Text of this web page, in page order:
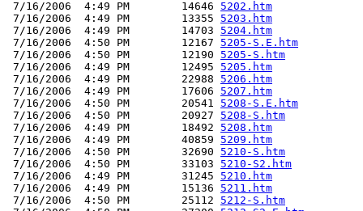
7/16/2006  4:49 PM        14646 5202.htm
7/16/2006  4:49 PM        13355 5203.htm
7/16/2006  4:49 PM        14703 5204.htm
7/16/2006  4:50 PM        12167 5205-S.E.htm
7/16/2006  4:50 PM        12190 5205-S.htm
7/16/2006  4:49 PM        12495 5205.htm
7/16/2006  4:49 PM        22988 5206.htm
7/16/2006  4:49 PM        17606 5207.htm
7/16/2006  4:50 PM        20541 5208-S.E.htm
7/16/2006  4:50 PM        20927 5208-S.htm
7/16/2006  4:49 PM        18492 5208.htm
7/16/2006  4:49 PM        40859 5209.htm
7/16/2006  4:50 PM        32690 5210-S.htm
7/16/2006  4:50 PM        33103 5210-S2.htm
7/16/2006  4:49 PM        31245 5210.htm
7/16/2006  4:49 PM        15136 5211.htm
7/16/2006  4:50 PM        25112 5212-S.htm